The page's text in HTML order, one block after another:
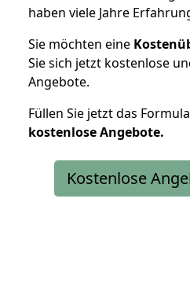
haben viele Jahre
Sie möchten eine
Sie sich jetzt kostenlose
Angebote.
Füllen Sie jetzt das
kostenloseAngebote.
Kostenlose